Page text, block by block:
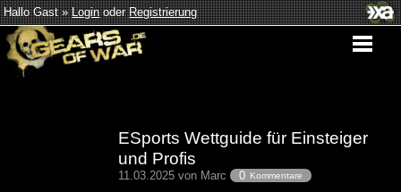
Hallo Gast »LoginoderRegistrierung
ESports Wettguide für Einsteiger
und Profis
11.03.2025 von Marc 0 Kommentare